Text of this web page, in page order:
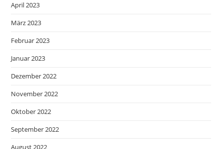
April 2023
März 2023
Februar 2023
Januar 2023
Dezember 2022
November 2022
Oktober 2022
September 2022
August 2022